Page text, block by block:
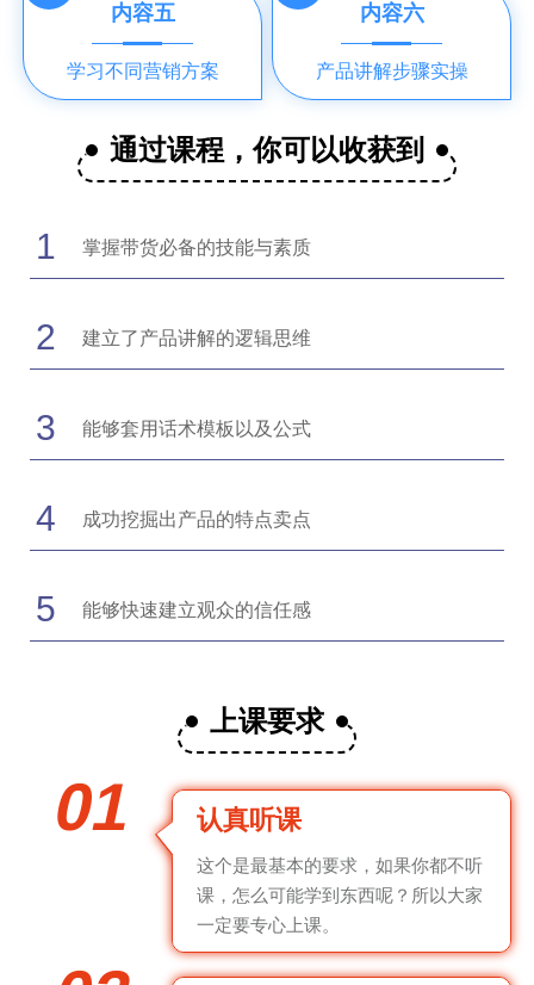
内容五
学习不同营销方案
内容六
产品讲解步骤实操
通过课程，你可以收获到
1 掌握带货必备的技能与素质
2 建立了产品讲解的逻辑思维
3 能够套用话术模板以及公式
4 成功挖掘出产品的特点卖点
5 能够快速建立观众的信任感
上课要求
01 认真听课
这个是最基本的要求，如果你都不听
课，怎么可能学到东西呢？所以大家
一定要专心上课。